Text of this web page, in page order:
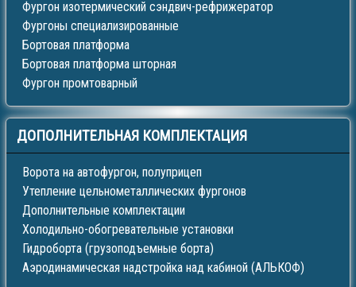
Фургон изотермический сэндвич-рефрижератор
Фургоны специализированные
Бортовая платформа
Бортовая платформа шторная
Фургон промтоварный
ДОПОЛНИТЕЛЬНАЯ КОМПЛЕКТАЦИЯ
Ворота на автофургон, полуприцеп
Утепление цельнометаллических фургонов
Дополнительные комплектации
Холодильно-обогревательные установки
Гидроборта (грузоподъемные борта)
Аэродинамическая надстройка над кабиной (АЛЬКОФ)